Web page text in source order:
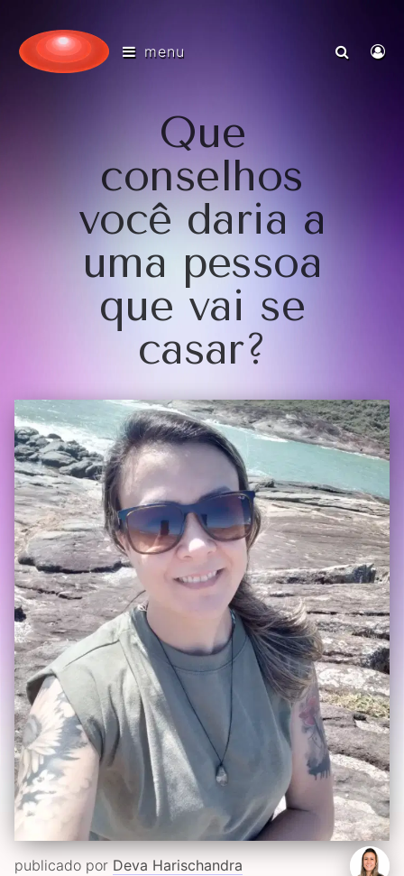
menu
Que
conselhos
você daria a
uma pessoa
que vai se
casar?
publicado por Deva Harischandra